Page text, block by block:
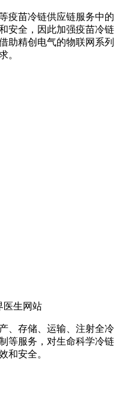
疫苗冷链供应链服务中的
安全，因此加强疫苗冷链
助精创电气的物联网系列
。
医生网站
、存储、运输、注射全冷
等服务，对生命科学冷链
和安全。